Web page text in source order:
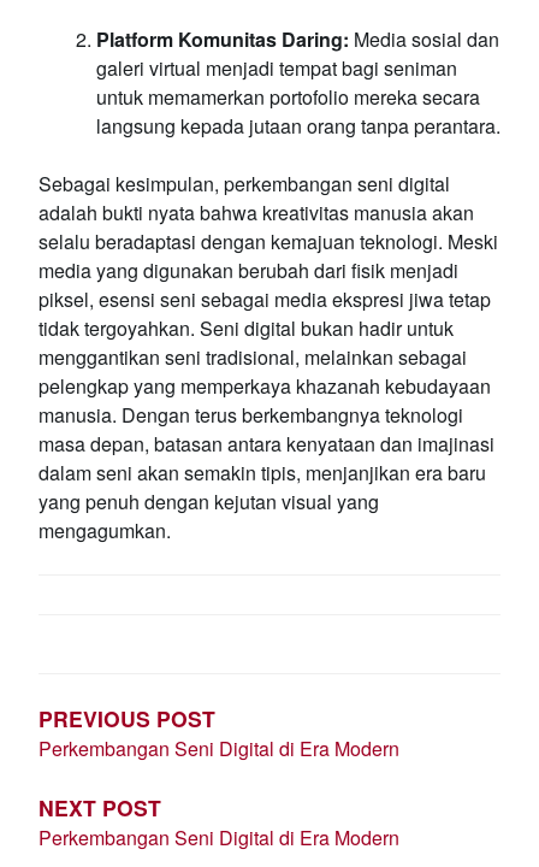
Platform Komunitas Daring: Media sosial dan
galeri virtual menjadi tempat bagi seniman
untuk memamerkan portofolio mereka secara
langsung kepada jutaan orang tanpa perantara.
Sebagai kesimpulan, perkembangan seni digital
adalah bukti nyata bahwa kreativitas manusia akan
selalu beradaptasi dengan kemajuan teknologi. Meski
media yang digunakan berubah dari fisik menjadi
piksel, esensi seni sebagai media ekspresi jiwa tetap
tidak tergoyahkan. Seni digital bukan hadir untuk
menggantikan seni tradisional, melainkan sebagai
pelengkap yang memperkaya khazanah kebudayaan
manusia. Dengan terus berkembangnya teknologi
masa depan, batasan antara kenyataan dan imajinasi
dalam seni akan semakin tipis, menjanjikan era baru
yang penuh dengan kejutan visual yang
mengagumkan.
PREVIOUS POST
Perkembangan Seni Digital di Era Modern
NEXT POST
Perkembangan Seni Digital di Era Modern